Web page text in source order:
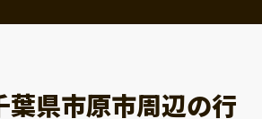
葉県市原市周辺の行